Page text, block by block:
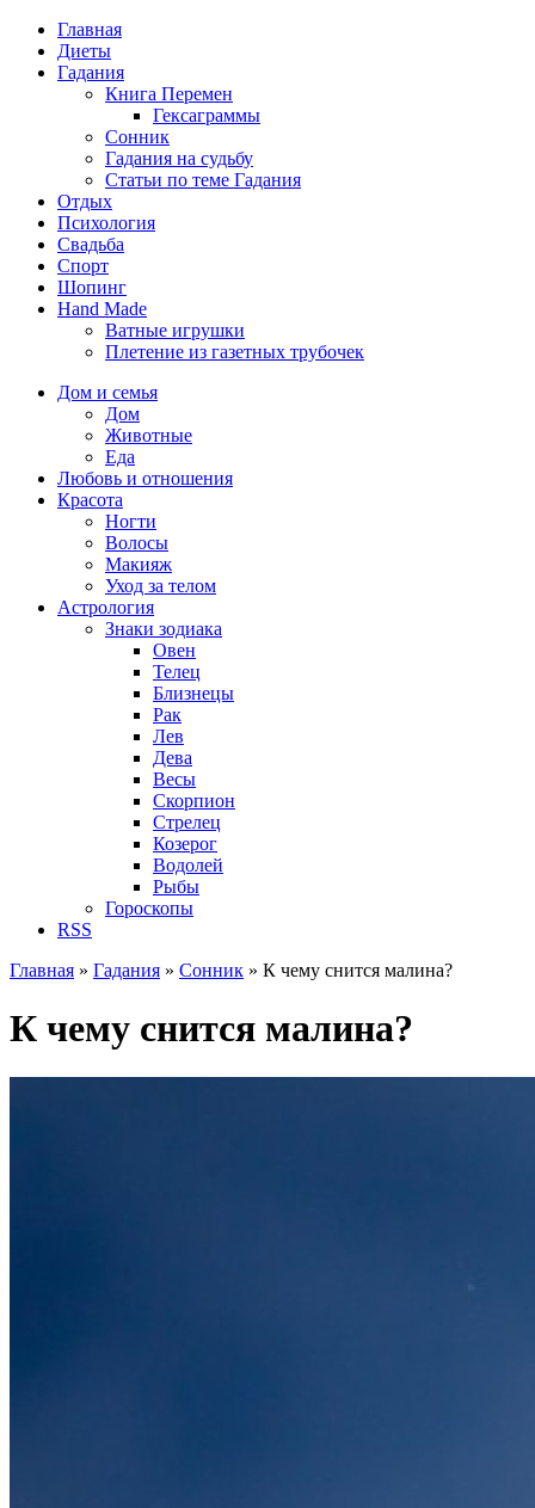
Главная
Диеты
Гадания
Книга Перемен
Гексаграммы
Сонник
Гадания на судьбу
Статьи по теме Гадания
Отдых
Психология
Свадьба
Спорт
Шопинг
Hand Made
Ватные игрушки
Плетение из газетных трубочек
Дом и семья
Дом
Животные
Еда
Любовь и отношения
Красота
Ногти
Волосы
Макияж
Уход за телом
Астрология
Знаки зодиака
Овен
Телец
Близнецы
Рак
Лев
Дева
Весы
Скорпион
Стрелец
Козерог
Водолей
Рыбы
Гороскопы
RSS
Главная » Гадания » Сонник » К чему снится малина?
К чему снится малина?